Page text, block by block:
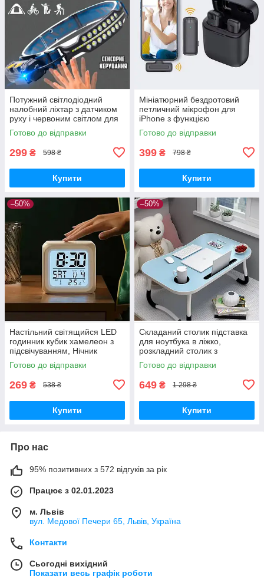
Потужний світлодіодний
налобний ліхтар з датчиком
руху і червоним світлом для
риболовлі, кемпінгу, бігу та
прогулянок у темний час
Готово до відправки
299 ₴ 598 ₴
Купити
Мініатюрний бездротовий
петличний мікрофон для
iPhone з функцією
шумозаглушення та високою
якістю звуку, ідеальний для
Готово до відправки
399 ₴ 798 ₴
Купити
–50%
Настільний світящийся LED
годинник кубик хамелеон з
підсвічуванням, Нічник
будильник акумуляторний з
підсвічуванням і
Готово до відправки
269 ₴ 538 ₴
Купити
–50%
Складаний столик підставка
для ноутбука в ліжко,
розкладний столик з
підсклянником для
ноута БЛАКИТНИЙ
Готово до відправки
649 ₴ 1 298 ₴
Купити
Про нас
95% позитивних з 572 відгуків за рік
Працює з 02.01.2023
м. Львів
вул. Медової Печери 65, Львів, Україна
Контакти
Сьогодні вихідний
Показати весь графік роботи